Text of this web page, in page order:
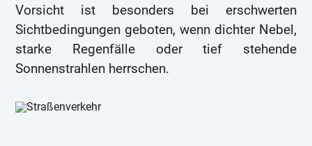
Vorsicht ist besonders bei erschwerten
Sichtbedingungen geboten, wenn dichter Nebel,
starke Regenfälle oder tief stehende
Sonnenstrahlen herrschen.